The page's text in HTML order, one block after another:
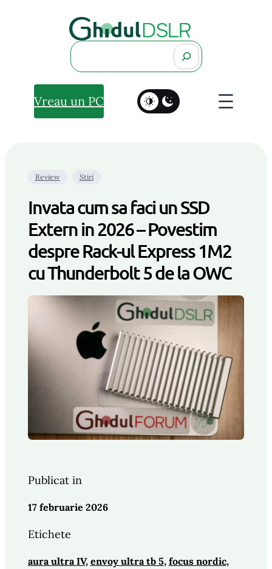
Search
Vreau un PC
Review Stiri
Invata cum sa faci un SSD
Extern in 2026 – Povestim
despre Rack-ul Express 1M2
cu Thunderbolt 5 de la OWC
Publicat in
17 februarie 2026
Etichete
aura ultra IV, envoy ultra tb 5, focus nordic ,